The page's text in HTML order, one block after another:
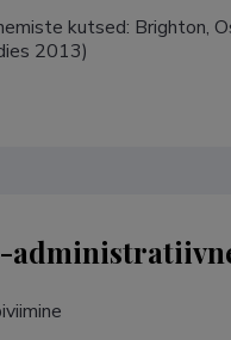
kutsed: Brighton,
2013)